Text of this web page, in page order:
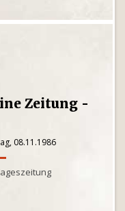
Zeitung -
08.11.1986